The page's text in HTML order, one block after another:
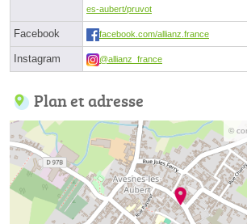
es-aubert/pruvot
Facebook facebook.com/allianz.france
Instagram @allianz_france
Plan et adresse
©